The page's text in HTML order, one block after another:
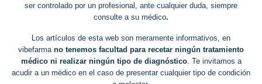
ser controlado por un profesional, ante cualquier duda, siempre
consulte a su médico.
Los artículos de esta web son meramente informativos, en
vibefarma no tenemos facultad para recetar ningún tratamiento
médico ni realizar ningún tipo de diagnóstico. Te invitamos a
acudir a un médico en el caso de presentar cualquier tipo de condición